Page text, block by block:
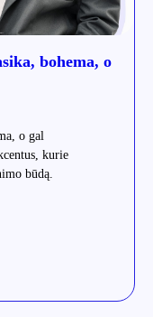
bohema, o
o gal
kurie
būdą.